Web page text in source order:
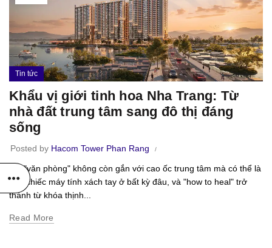
Tin tức
Khẩu vị giới tinh hoa Nha Trang: Từ
nhà đất trung tâm sang đô thị đáng
sống
Posted by Hacom Tower Phan Rang
Khi "văn phòng" không còn gắn với cao ốc trung tâm mà có thể là
một chiếc máy tính xách tay ở bất kỳ đâu, và "how to heal" trở
thành từ khóa thịnh...
Read More